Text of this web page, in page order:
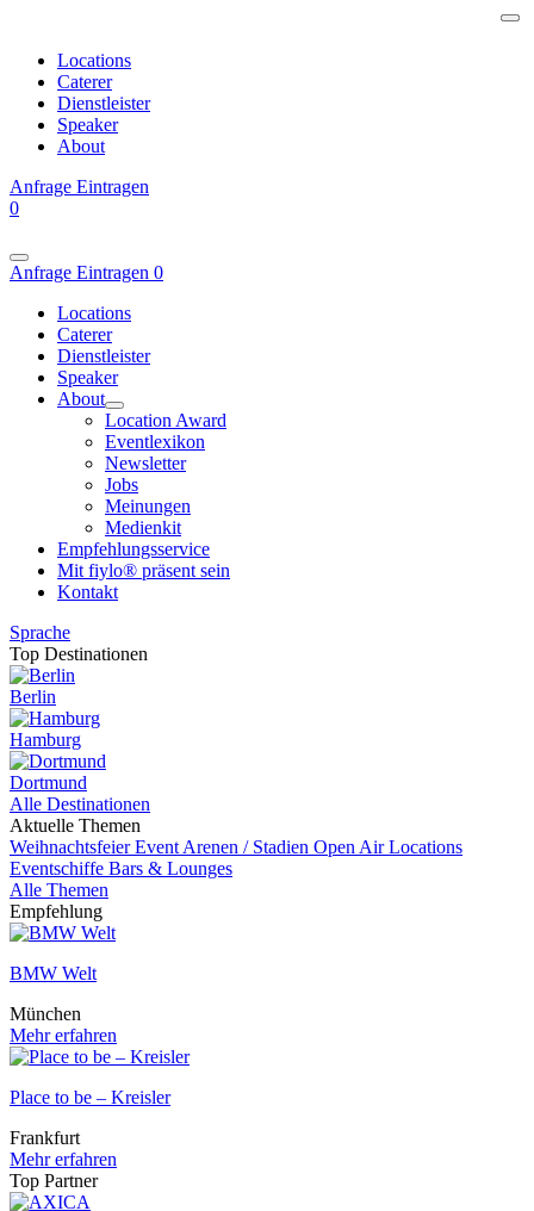
Locations
Caterer
Dienstleister
Speaker
About
Anfrage Eintragen
0
Anfrage Eintragen 0
Locations
Caterer
Dienstleister
Speaker
About
Location Award
Eventlexikon
Newsletter
Jobs
Meinungen
Medienkit
Empfehlungsservice
Mit fiylo® präsent sein
Kontakt
Sprache
Top Destinationen
Berlin
Hamburg
Dortmund
Alle Destinationen
Aktuelle Themen
WeihnachtsfeierEvent Arenen / Stadien Open Air Locations
Eventschiffe Bars & Lounges
Alle Themen
Empfehlung
BMW Welt
München
Mehr erfahren
Place to be – Kreisler
Frankfurt
Mehr erfahren
Top Partner